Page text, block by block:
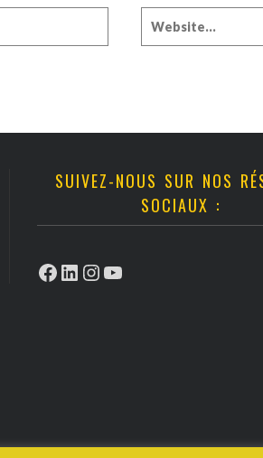
SUIVEZ-NOUS SUR NOS
SOCIAUX :
Facebook
LinkedIn
Instagram
YouTube